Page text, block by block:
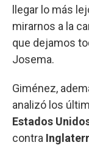
llegar lo más
mirarnos a la
que dejamos
Josema.
Giménez,
analizó los
Estados
contra